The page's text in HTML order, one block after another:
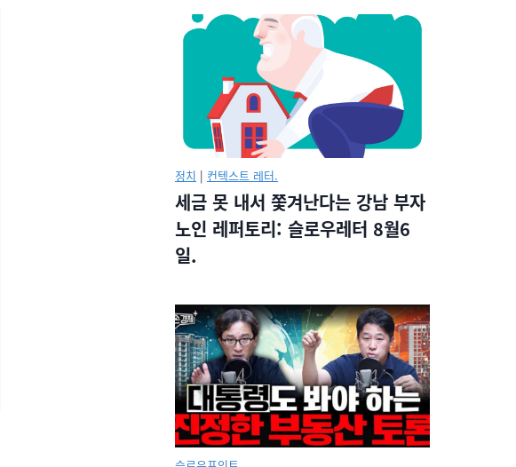
정치 | 컨텍스트 레터.
세금 못 내서 쫓겨난다는 강남 부자
노인 레퍼토리: 슬로우레터 8월6
일.